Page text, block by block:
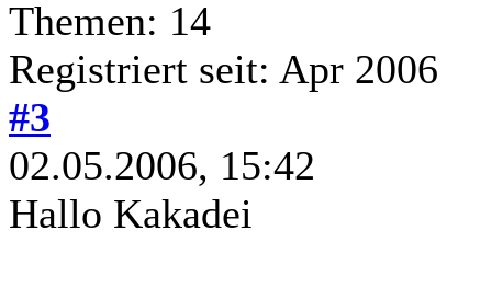
Themen: 14
Registriert seit: Apr 2006
#3
02.05.2006, 15:42
Hallo Kakadei